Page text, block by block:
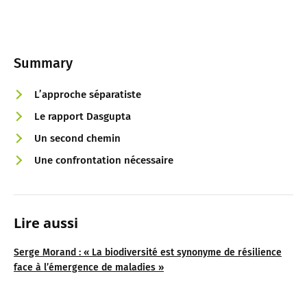
Summary
L’approche séparatiste
Le rapport Dasgupta
Un second chemin
Une confrontation nécessaire
Lire aussi
Serge Morand : « La biodiversité est synonyme de résilience
face à l’émergence de maladies »